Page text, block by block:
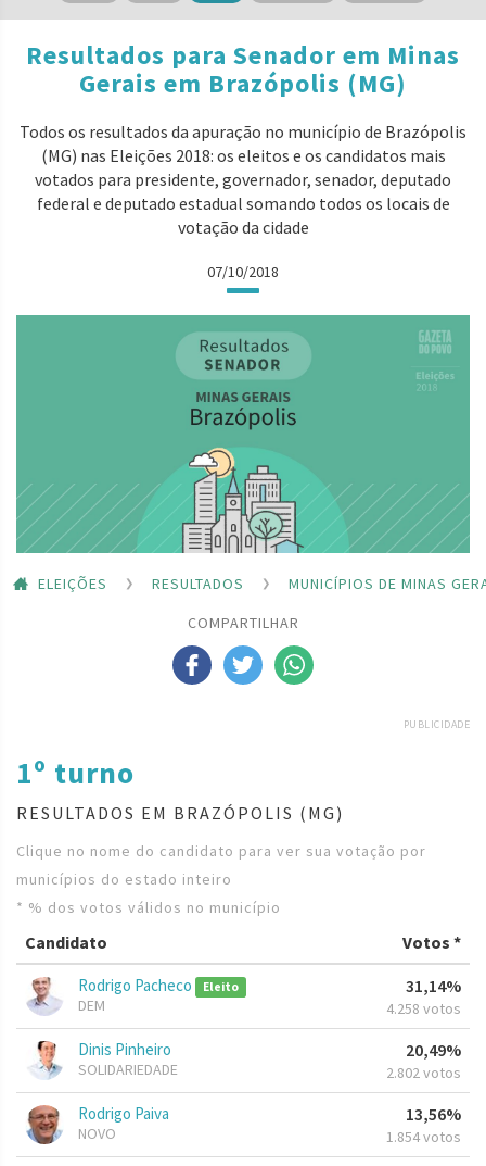
Resultados para Senador em Minas
Gerais em Brazópolis (MG)
Todos os resultados da apuração no município de Brazópolis
(MG) nas Eleições 2018: os eleitos e os candidatos mais
votados para presidente, governador, senador, deputado
federal e deputado estadual somando todos os locais de
votação da cidade
07/10/2018
ELEIÇÕES RESULTADOS
MUNICÍPIOS DE MINAS
COMPARTILHAR
PUBLICIDADE
1º turno
RESULTADOS EM BRAZÓPOLIS (MG)
Clique no nome do candidato para ver sua votação por
municípios do estado inteiro
* % dos votos válidos no município
Candidato Votos *
Rodrigo Pacheco Eleito
DEM
31,14%
4.258 votos
Dinis Pinheiro
SOLIDARIEDADE
20,49%
2.802 votos
Rodrigo Paiva
NOVO
13,56%
1.854 votos